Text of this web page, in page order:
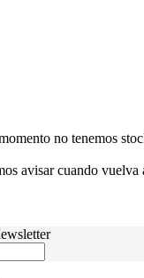
no tenemos
avisar cuando vuelva